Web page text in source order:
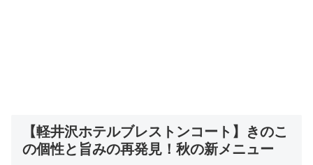
【軽井沢ホテルブレストンコート】きのこ
の個性と旨みの再発見！秋の新メニュー